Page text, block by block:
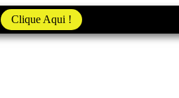
Clique Aqui !